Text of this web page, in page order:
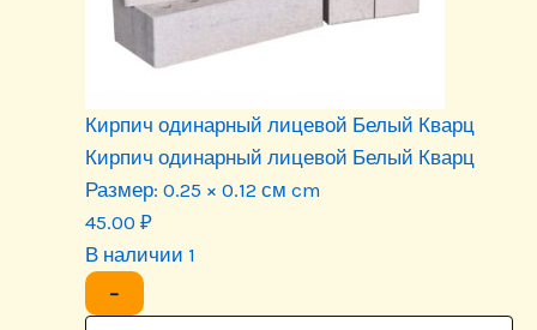
Кирпич одинарный лицевой Белый Кварц
Кирпич одинарный лицевой Белый Кварц
Размер: 0.25 × 0.12 см cm
45.00 ₽
В наличии 1
−